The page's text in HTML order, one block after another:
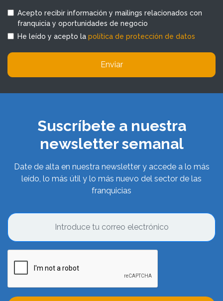
Acepto recibir información y mailings relacionados con
franquicia y oportunidades de negocio
He leído y acepto la política de protección de datos
Enviar
Suscríbete a nuestra
newsletter semanal
Date de alta en nuestra newsletter y accede a lo más
leído, lo más útil y lo más nuevo del sector de las
franquicias